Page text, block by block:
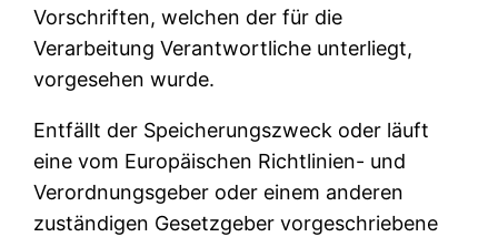
Vorschriften, welchen der für die
Verarbeitung Verantwortliche unterliegt,
vorgesehen wurde.
Entfällt der Speicherungszweck oder läuft
eine vom Europäischen Richtlinien- und
Verordnungsgeber oder einem anderen
zuständigen Gesetzgeber vorgeschriebene